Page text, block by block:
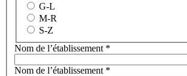
G-L
M-R
S-Z
Nom de l’établissement *
Nom de l’établissement *